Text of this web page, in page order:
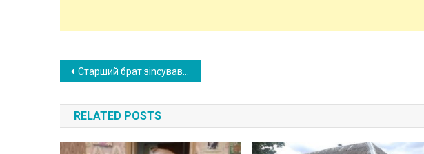
Post
navigation
Старший брат зіnсував все моє дитинство. Але мамі на це наnлювати: вона змуաує зараз мене робити Це
RELATED POSTS